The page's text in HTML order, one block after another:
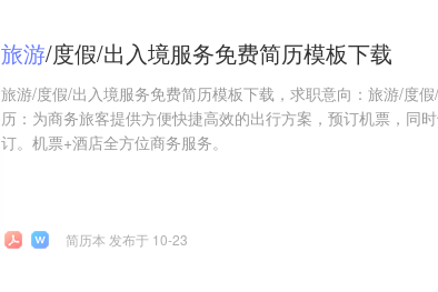
旅游/度假/出入境服务免费简历模板下载
旅游/度假/出入境服务免费简历模板下载，求职意向：旅游/度
历：为商务旅客提供方便快捷高效的出行方案，预订机票，同
订。机票+酒店全方位商务服务。
简历本 发布于 10-23